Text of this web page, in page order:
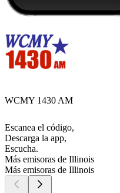
WCMY 1430 AM
Escanea el código,
Descarga la app,
Escucha.
Más emisoras de Illinois
Más emisoras de Illinois